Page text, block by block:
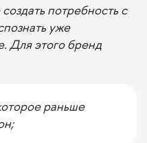
потребность с
уже
Для этого бренд
раньше